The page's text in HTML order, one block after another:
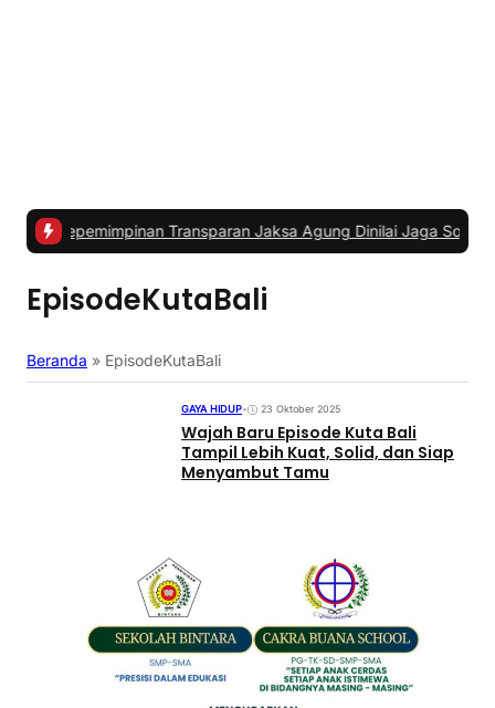
Transparan Jaksa Agung Dinilai Jaga Soliditas dan
EpisodeKutaBali
Beranda » EpisodeKutaBali
GAYA HIDUP• 23 Oktober 2025
Wajah Baru Episode Kuta Bali
Tampil Lebih Kuat, Solid, dan Siap
Menyambut Tamu